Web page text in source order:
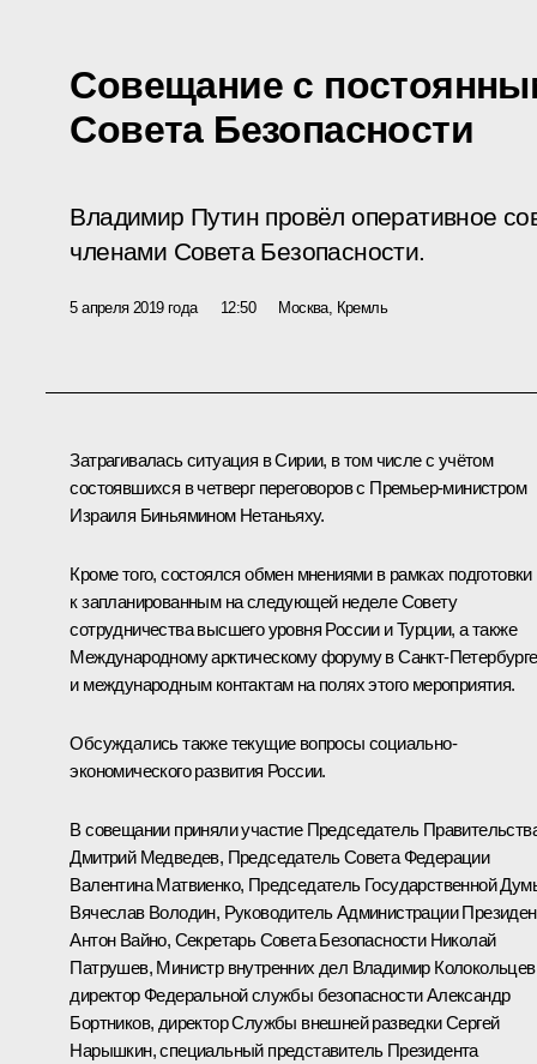
Совещание с
Совета Безопасности
Владимир Путин провёл оперативное
членами Совета Безопасности.
5 апреля 2019 года 12:50 Москва, Кремль
Затрагивалась ситуация в Сирии, в том числе с учётом
состоявшихся в четверг переговоров с Премьер-министром
Израиля Биньямином Нетаньяху.
Кроме того, состоялся обмен мнениями в рамках подготовки
к запланированным на следующей неделе Совету
сотрудничества высшего уровня России и Турции, а также
Международному арктическому форуму в Санкт-Петербурге
и международным контактам на полях этого мероприятия.
Обсуждались также текущие вопросы социально-
экономического развития России.
В совещании приняли участие Председатель
Дмитрий Медведев, Председатель Совета Федерации
Валентина Матвиенко, Председатель Государственной
Вячеслав Володин, Руководитель Администрации
Антон Вайно, Секретарь Совета Безопасности Николай
Патрушев, Министр внутренних дел Владимир Колокольцев
директор Федеральной службы безопасностиАлександр
Бортников, директор Службы внешней разведкиСергей
Нарышкин, специальный представитель Президента